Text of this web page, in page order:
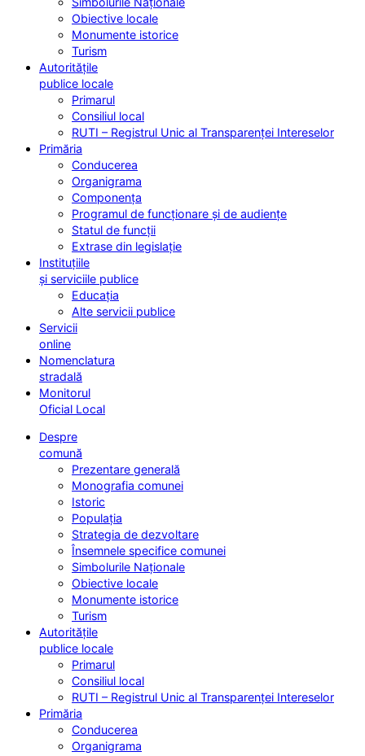
Obiective locale
Monumente istorice
Turism
Autoritățile
publice locale
Primarul
Consiliul local
RUTI – Registrul Unic al Transparenței Intereselor
Primăria
Conducerea
Organigrama
Componența
Programul de funcționare și de audiențe
Statul de funcții
Extrase din legislație
Instituțiile
și serviciile publice
Educația
Alte servicii publice
Servicii
online
Nomenclatura
stradală
Monitorul
Oficial Local
Despre
comună
Prezentare generală
Monografia comunei
Istoric
Populația
Strategia de dezvoltare
Însemnele specifice comunei
Simbolurile Naționale
Obiective locale
Monumente istorice
Turism
Autoritățile
publice locale
Primarul
Consiliul local
RUTI – Registrul Unic al Transparenței Intereselor
Primăria
Conducerea
Organigrama